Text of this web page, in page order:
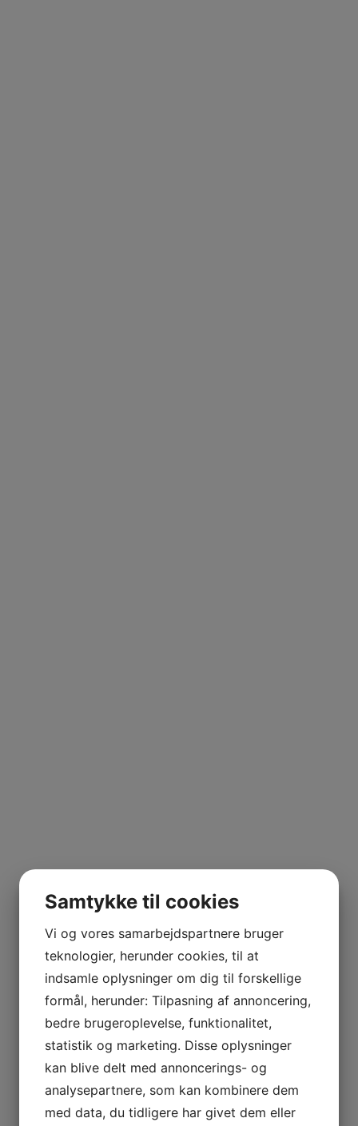
Samtykke til cookies
Vi og vores samarbejdspartnere bruger
teknologier, herunder cookies, til at
indsamle oplysninger om dig til forskellige
formål, herunder: Tilpasning af annoncering,
bedre brugeroplevelse, funktionalitet,
statistik og marketing. Disse oplysninger
kan blive delt med annoncerings- og
analysepartnere, som kan kombinere dem
med data, du tidligere har givet dem eller